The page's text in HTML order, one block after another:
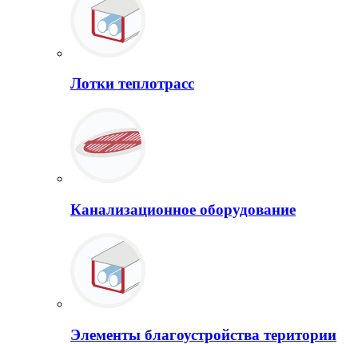
Лотки теплотрасс
Канализационное оборудование
Элементы благоустройства територии